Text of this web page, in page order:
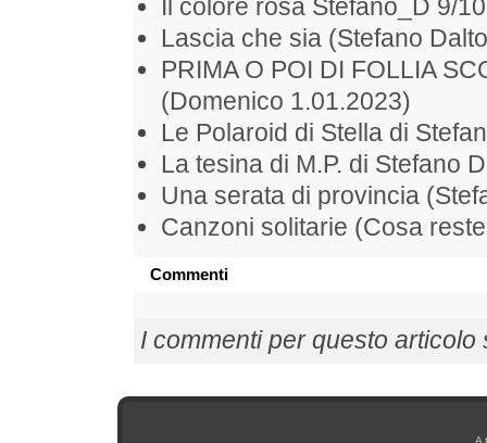
Il colore rosa Stefano_D 9/
Lascia che sia (Stefano
PRIMA O POI DI FOLLIA
(Domenico 1.01.2023)
Le Polaroid di Stella di
La tesina di M.P. di Stefano
Una serata di provincia
Canzoni solitarie (Cosa
Commenti
I commenti per questo articolo
A